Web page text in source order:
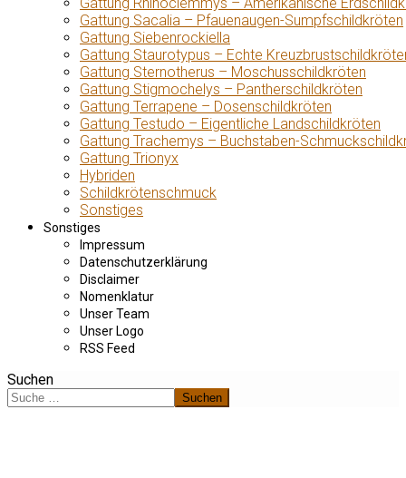
Gattung Sacalia – Pfauenaugen-Sumpfschildkröten
Gattung Siebenrockiella
Gattung Staurotypus – Echte
Gattung Sternotherus – Moschusschildkröten
Gattung Stigmochelys – Pantherschildkröten
Gattung Terrapene – Dosenschildkröten
Gattung Testudo – Eigentliche Landschildkröten
Gattung Trachemys – Buchstaben-
Gattung Trionyx
Hybriden
Schildkrötenschmuck
Sonstiges
Sonstiges
Impressum
Datenschutzerklärung
Disclaimer
Nomenklatur
Unser Team
Unser Logo
RSS Feed
Suchen
Suchen